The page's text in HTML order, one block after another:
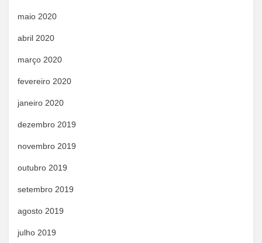
maio 2020
abril 2020
março 2020
fevereiro 2020
janeiro 2020
dezembro 2019
novembro 2019
outubro 2019
setembro 2019
agosto 2019
julho 2019